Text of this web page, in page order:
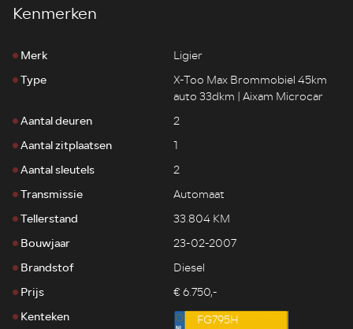
Kenmerken
Merk
Ligier
Type
X-Too Max Brommobiel 45km
auto 33dkm | Aixam Microcar
Aantal deuren
2
Aantal zitplaatsen
1
Aantal sleutels
2
Transmissie
Automaat
Tellerstand
33.804 KM
Bouwjaar
23-02-2007
Brandstof
Diesel
Prijs
€ 6.750,-
Kenteken
FG795H